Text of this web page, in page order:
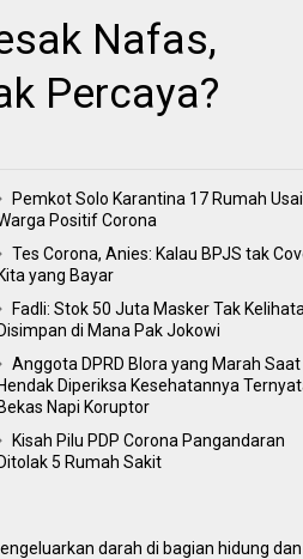
Nafas,
Percaya?
Pemkot Solo Karantina 17 Rumah Usai
Positif Corona
Tes Corona, Anies: Kalau BPJS tak
Kita yang Bayar
Fadli: Stok 50 Juta Masker Tak
Disimpan di Mana Pak Jokowi
Anggota DPRD Blora yang Marah Saat
Hendak Diperiksa Kesehatannya
Bekas Napi Koruptor
Kisah Pilu PDP Corona Pangandaran
Ditolak 5 Rumah Sakit
darah di bagian hidung dan